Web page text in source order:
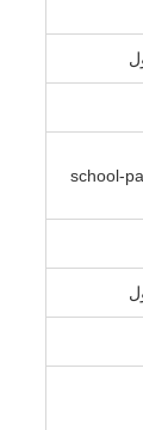
school-